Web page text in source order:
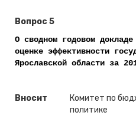
Вопрос 5
О сводном годовом
оценке эффективности
Ярославской области за
Вносит
Комитет по
политике